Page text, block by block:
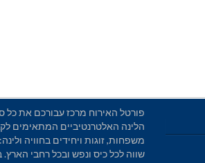
פורטל האירוח מרכז עבורכם את כל
הלינה האלטרנטיביים המתאימים
משפחות, זוגות ויחידים בחוויה
שווה לכל כיס ונפש ובכל רחבי הארץ.